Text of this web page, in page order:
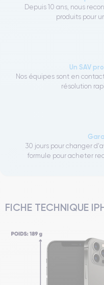
Depuis 10 ans, nous
produits pour
Un SAV
Nos équipes sont en
résolution
30 jours pour changer
formule pour acheter
FICHE TECHNIQUE